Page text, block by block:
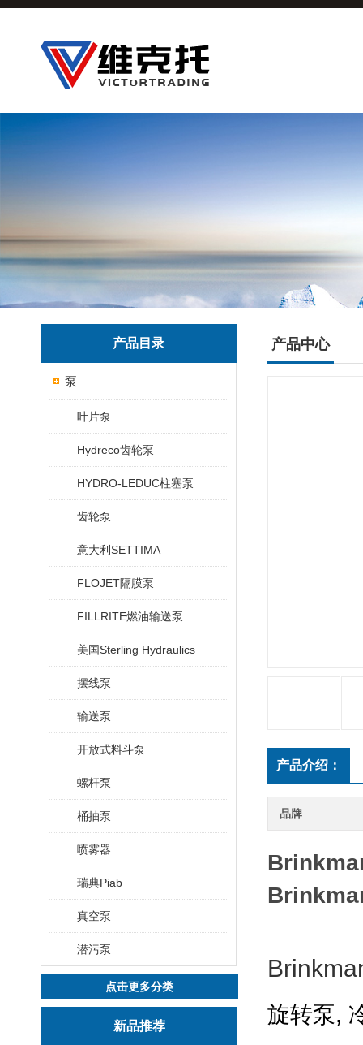
产品目录
泵
叶片泵
Hydreco齿轮泵
HYDRO-LEDUC柱塞泵
齿轮泵
意大利SETTIMA
FLOJET隔膜泵
FILLRITE燃油输送泵
美国Sterling Hydraulics
摆线泵
输送泵
开放式料斗泵
螺杆泵
桶抽泵
喷雾器
瑞典Piab
真空泵
潜污泵
点击更多分类
新品推荐
产品中心
产品介绍：
品牌
旋转泵,